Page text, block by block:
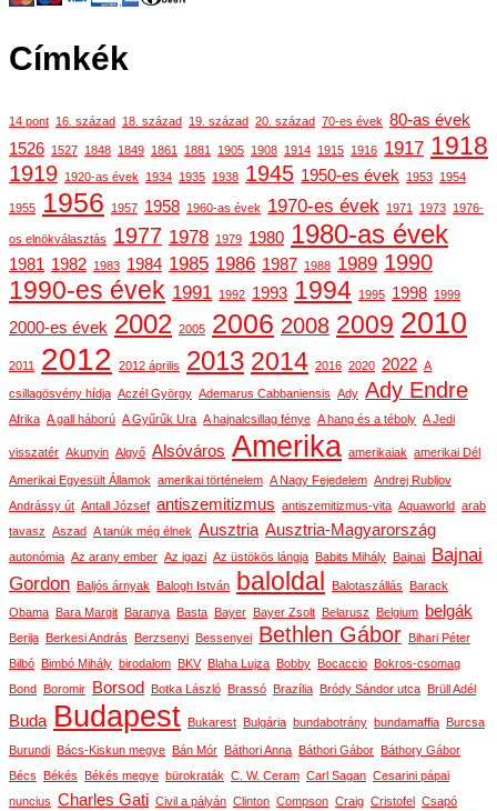
Címkék
14 pont 16. század 18. század 19. század 20. század 70-es évek 80-as évek
1526 1527 1848 1849 1861 1881 1905 1908 1914 1915 1916 1917 1918
1919 1920-as évek 1934 1935 1938 1945 1950-es évek 1953 1954
1955 1956 1957 1958 1960-as évek 1970-es évek 1971 1973 1976-
os elnökválasztás 1977 1978 1979 1980 1980-as évek
1981 1982 1983 1984 1985 1986 1987 1988 1989 1990
1990-es évek 1991 1992 1993 1994 1995 1998 1999
2000-es évek 2002 2005 2006 2008 2009 2010
2011 2012 2012 április 2013 2014 2016 2020 2022 A
csillagösvény hídja Aczél György Ademarus Cabbaniensis Ady Ady Endre
Afrika A gall háború A Gyűrűk Ura A hajnalcsillag fénye A hang és a téboly A Jedi
visszatér Akunyin Algyő Alsóváros Amerika amerikaiak amerikai Dél
Amerikai Egyesült Államok amerikai történelem A Nagy Fejedelem Andrej Rubljov
Andrássy út Antall József antiszemitizmus antiszemitizmus-vita Aquaworld arab
tavasz Aszad A tanúk még élnek Ausztria Ausztria-Magyarország
autonómia Az arany ember Az igazi Az üstökös lángja Babits Mihály Bajnai Bajnai
Gordon Baljós árnyak Balogh István baloldal Balotaszállás Barack
Obama Bara Margit Baranya Basta Bayer Bayer Zsolt Belarusz Belgium belgák
Berija Berkesi András Berzsenyi Bessenyei Bethlen Gábor Bihari Péter
Bilbó Bimbó Mihály birodalom BKV Blaha Lujza Bobby Bocaccio Bokros-csomag
Bond Boromir Borsod Botka László Brassó Brazília Bródy Sándor utca Brüll Adél
Buda Budapest Bukarest Bulgária bundabotrány bundamaffia Burcsa
Burundi Bács-Kiskun megye Bán Mór Báthori Anna Báthori Gábor Báthory Gábor
Bécs Békés Békés megye bürokraták C. W. Ceram Carl Sagan Cesarini pápai
nuncius Charles Gati Civil a pályán Clinton Compson Craig Cristofel Csapó